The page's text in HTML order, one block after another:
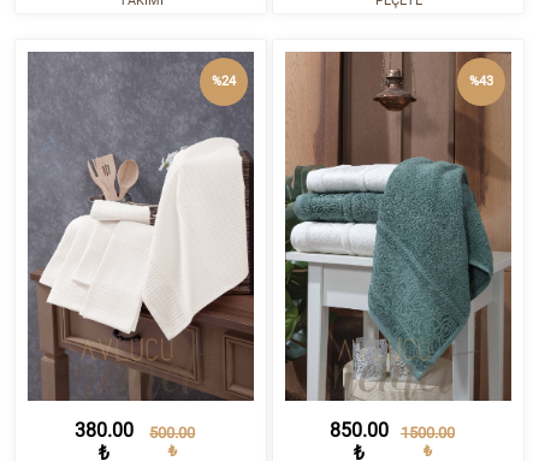
380.00
₺
500.00
₺
%24
850.00
₺
1500.00
₺
%43